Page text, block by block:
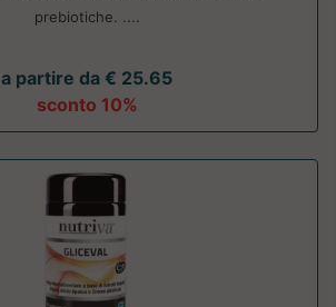
prebiotiche. ....
a partire da € 25.65
sconto 10%